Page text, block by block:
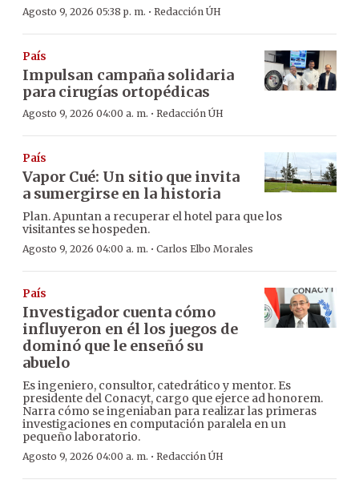
Agosto 9, 2026 05:38 p. m. · Redacción ÚH
País
Impulsan campaña solidaria
para cirugías ortopédicas
Agosto 9, 2026 04:00 a. m. · Redacción ÚH
País
Vapor Cué: Un sitio que invita
a sumergirse en la historia
Plan. Apuntan a recuperar el hotel para que los
visitantes se hospeden.
Agosto 9, 2026 04:00 a. m. · Carlos Elbo Morales
País
Investigador cuenta cómo
influyeron en él los juegos de
dominó que le enseñó su
abuelo
Es ingeniero, consultor, catedrático y mentor. Es
presidente del Conacyt, cargo que ejerce ad honorem.
Narra cómo se ingeniaban para realizar las primeras
investigaciones en computación paralela en un
pequeño laboratorio.
Agosto 9, 2026 04:00 a. m. · Redacción ÚH